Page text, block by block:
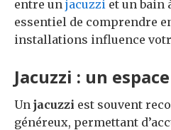
entre un jacuzzi et un bain
essentiel de comprendre
installations influence
Jacuzzi : un
Un jacuzzi est souvent
généreux, permettant